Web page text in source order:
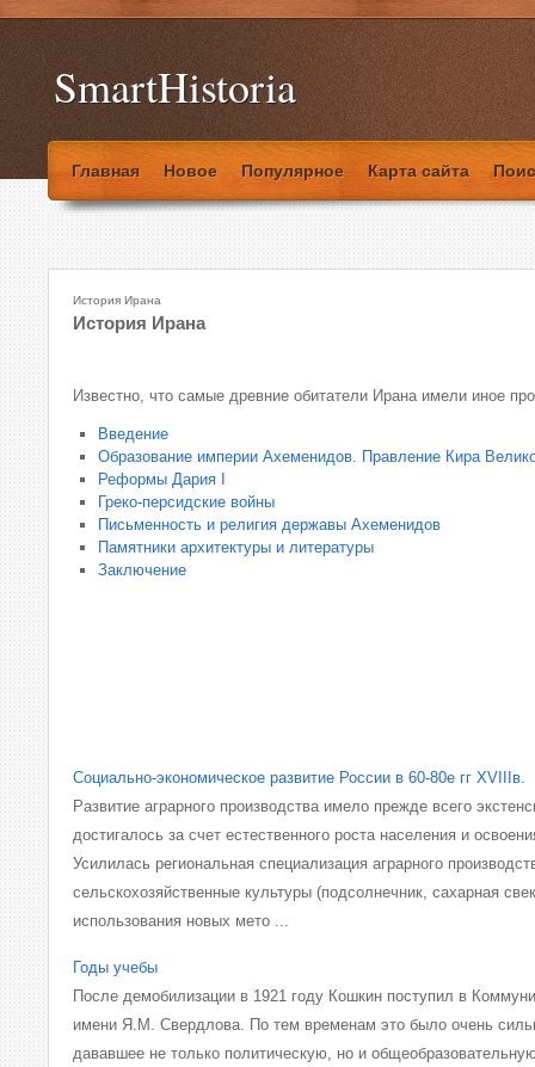
SmartHistoria
Главная Новое Популярное Карта сайта
История Ирана
История Ирана
Известно, что самые древние обитатели Ирана имели иное
Введение
Образование империи Ахеменидов. Правление Кира
Реформы Дария I
Греко-персидские войны
Письменность и религия державы Ахеменидов
Памятники архитектуры и литературы
Заключение
Социально-экономическое развитие России в 60-80е гг XVIIIв.
Развитие аграрного производства имело прежде всего
достигалось за счет естественного роста населения и
Усилилась региональная специализация аграрного
сельскохозяйственные культуры (подсолнечник, сахарная
использования новых мето ...
Годы учебы
После демобилизации в 1921 году Кошкин поступил в
имени Я.М. Свердлова. По тем временам это было очень
дававшее не только политическую, но и